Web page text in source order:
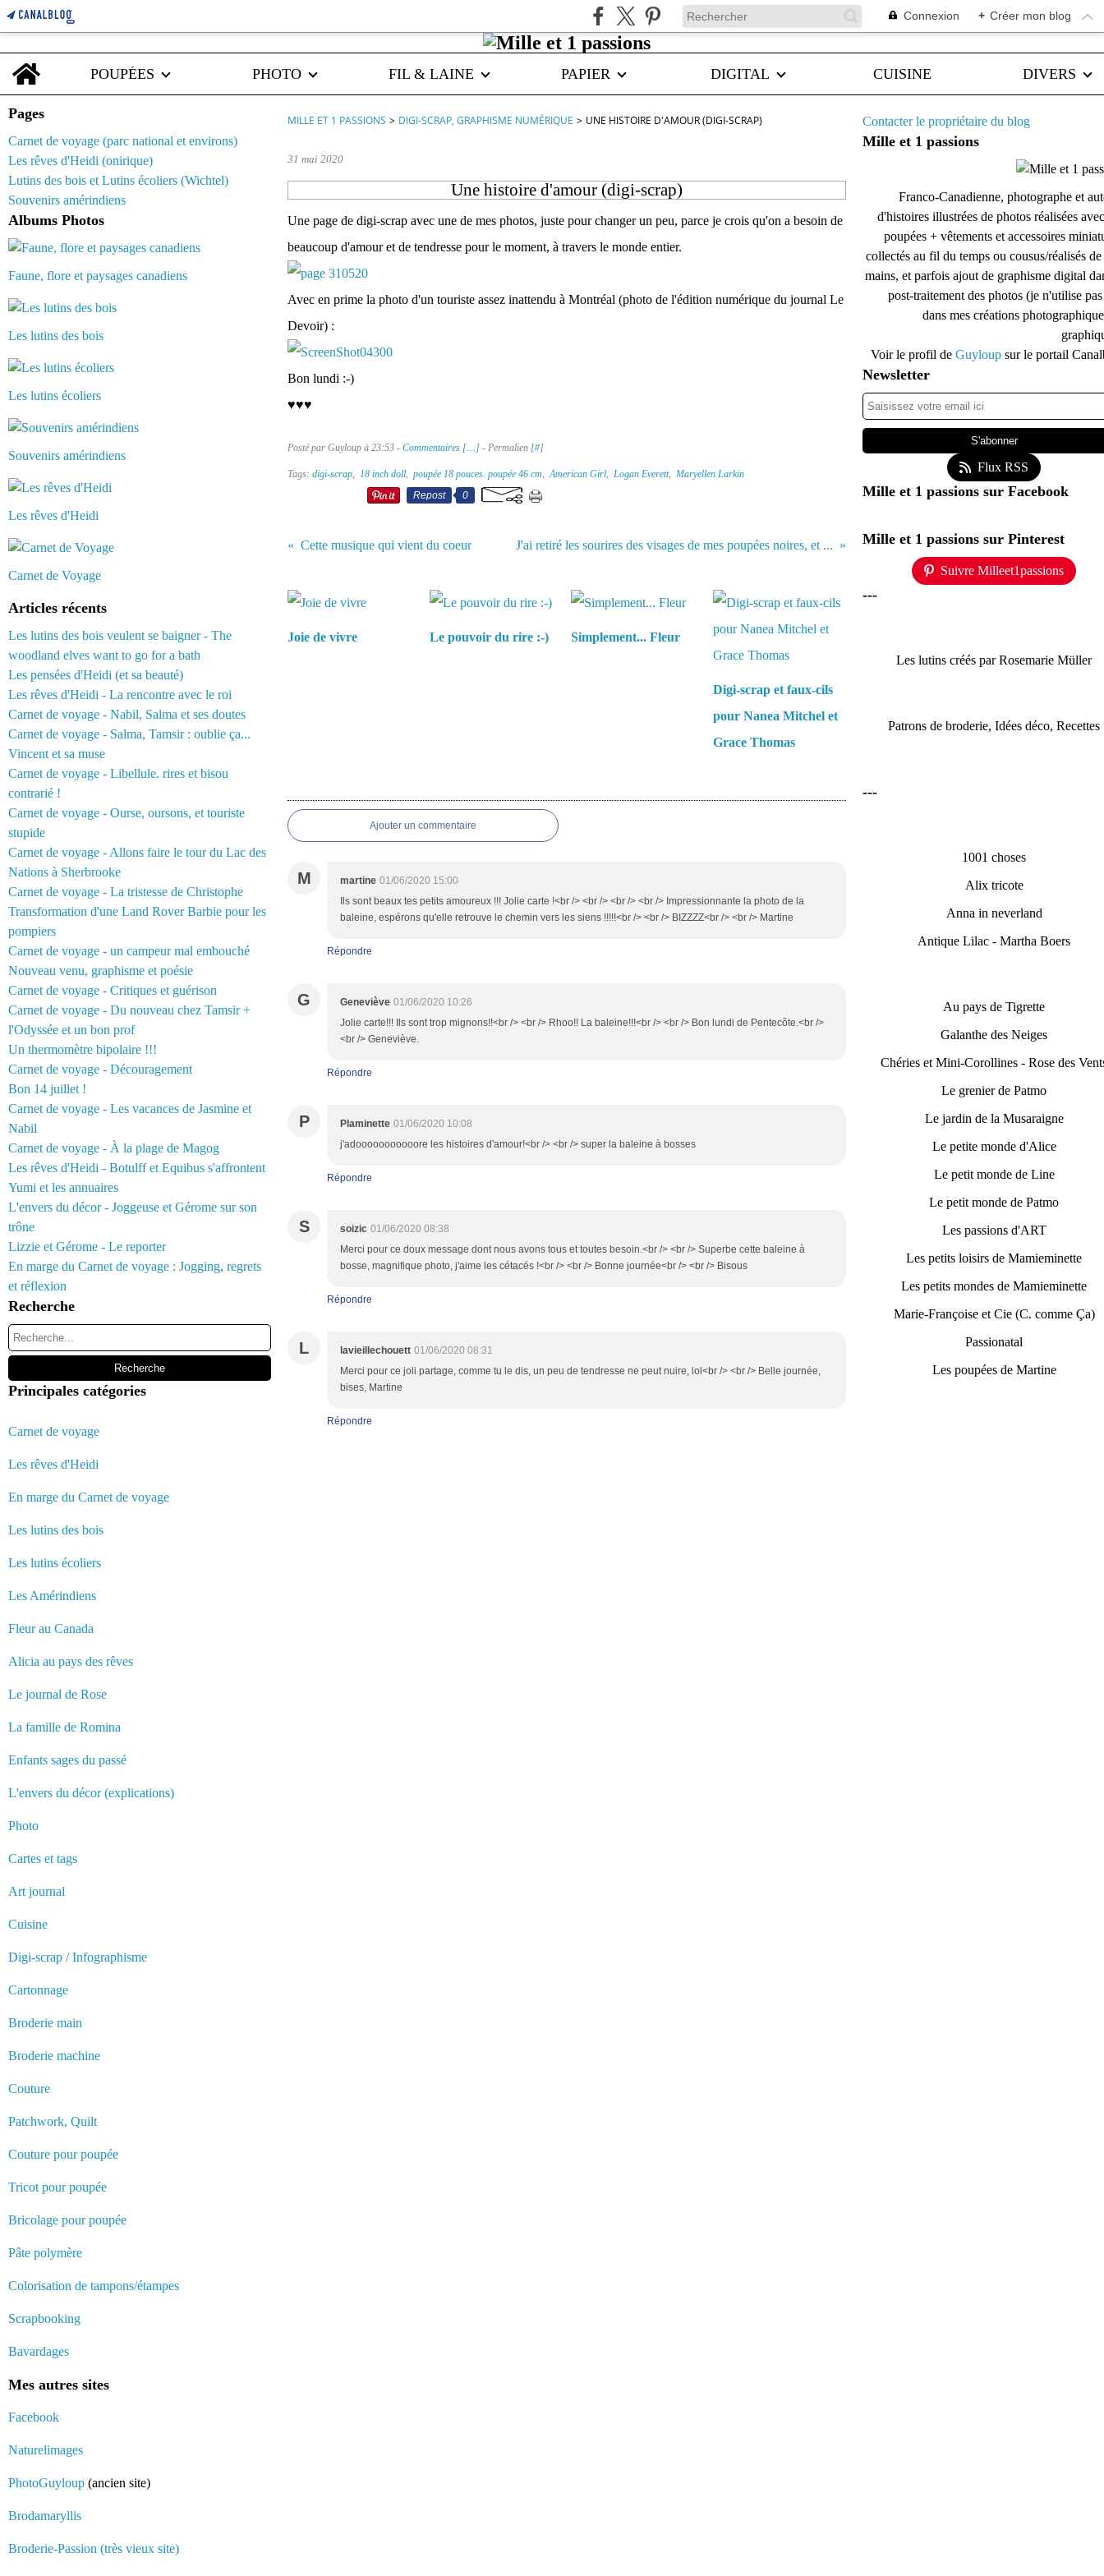
Connexion + Créer mon blog
Home
POUPÉES
PHOTO FIL & LAINE PAPIER DIGITAL CUISINE DIVERS
Pages
Carnet de voyage (parc national et environs)
Les rêves d'Heidi (onirique)
Lutins des bois et Lutins écoliers (Wichtel)
Souvenirs amérindiens
Albums Photos
Faune, flore et paysages canadiens
Les lutins des bois
Les lutins écoliers
Souvenirs amérindiens
Les rêves d'Heidi
Carnet de Voyage
Articles récents
Les lutins des bois veulent se baigner - The
woodland elves want to go for a bath
Les pensées d'Heidi (et sa beauté)
Les rêves d'Heidi - La rencontre avec le roi
Carnet de voyage - Nabil, Salma et ses doutes
Carnet de voyage - Salma, Tamsir : oublie ça...
Vincent et sa muse
Carnet de voyage - Libellule. rires et bisou
contrarié !
Carnet de voyage - Ourse, oursons, et touriste
stupide
Carnet de voyage - Allons faire le tour du Lac des
Nations à Sherbrooke
Carnet de voyage - La tristesse de Christophe
Transformation d'une Land Rover Barbie pour les
pompiers
Carnet de voyage - un campeur mal embouché
Nouveau venu, graphisme et poésie
Carnet de voyage - Critiques et guérison
Carnet de voyage - Du nouveau chez Tamsir +
l'Odyssée et un bon prof
Un thermomètre bipolaire !!!
Carnet de voyage - Découragement
Bon 14 juillet !
Carnet de voyage - Les vacances de Jasmine et
Nabil
Carnet de voyage - À la plage de Magog
Les rêves d'Heidi - Botulff et Equibus s'affrontent
Yumi et les annuaires
L'envers du décor - Joggeuse et Gérome sur son
trône
Lizzie et Gérome - Le reporter
En marge du Carnet de voyage : Jogging, regrets
et réflexion
Recherche
Principales catégories
Carnet de voyage
Les rêves d'Heidi
En marge du Carnet de voyage
Les lutins des bois
Les lutins écoliers
Les Amérindiens
Fleur au Canada
Alicia au pays des rêves
Le journal de Rose
La famille de Romina
Enfants sages du passé
L'envers du décor (explications)
Photo
Cartes et tags
Art journal
Cuisine
Digi-scrap / Infographisme
Cartonnage
Broderie main
Broderie machine
Couture
Patchwork, Quilt
Couture pour poupée
Tricot pour poupée
Bricolage pour poupée
Pâte polymère
Colorisation de tampons/étampes
Scrapbooking
Bavardages
Mes autres sites
Facebook
Naturelimages
PhotoGuyloup (ancien site)
Brodamaryllis
Broderie-Passion (très vieux site)
MILLE ET 1 PASSIONS > DIGI-SCRAP, GRAPHISME NUMÉRIQUE > UNE HISTOIRE D'AMOUR (DIGI-SCRAP)
31 mai 2020
Une histoire d'amour (digi-scrap)
Une page de digi-scrap avec une de mes photos, juste pour changer un peu, parce je crois qu'on a besoin de
beaucoup d'amour et de tendresse pour le moment, à travers le monde entier.
Avec en prime la photo d'un touriste assez inattendu à Montréal (photo de l'édition numérique du journal Le
Devoir) :
Bon lundi :-)
♥♥♥
Posté par Guyloup à 23:53 - Commentaires […] - Permalien [#]
Tags: digi-scrap, 18 inch doll, poupée 18 pouces. poupée 46 cm,American Girl, Logan Everett, Maryellen Larkin
Repost
0
Cette musique qui vient du coeur J'ai retiré les sourires des visages de mes poupées noires, et ...
Joie de vivre Le pouvoir du rire :-) Simplement... Fleur
Digi-scrap et faux-cils
pour Nanea Mitchel et
Grace Thomas
Ajouter un commentaire
M martine 01/06/2020 15:00
Ils sont beaux tes petits amoureux !!! Jolie carte !<br /> <br /> <br /> <br /> Impressionnante la photo de la
baleine, espérons qu'elle retrouve le chemin vers les siens !!!!!<br /> <br /> BIZZZZ<br /> <br /> Martine
Répondre
G Geneviève 01/06/2020 10:26
Jolie carte!!! Ils sont trop mignons!!<br /> <br /> Rhoo!! La baleine!!!<br /> <br /> Bon lundi de Pentecôte.<br />
<br /> Geneviève.
Répondre
P Plaminette 01/06/2020 10:08
j'adooooooooooore les histoires d'amour!<br /> <br /> super la baleine à bosses
Répondre
S soizic 01/06/2020 08:38
Merci pour ce doux message dont nous avons tous et toutes besoin.<br /> <br /> Superbe cette baleine à
bosse, magnifique photo, j'aime les cétacés !<br /> <br /> Bonne journée<br /> <br /> Bisous
Répondre
L lavieillechouett 01/06/2020 08:31
Merci pour ce joli partage, comme tu le dis, un peu de tendresse ne peut nuire, lol<br /> <br /> Belle journée,
bises, Martine
Répondre
Contacter le propriétaire du blog
Mille et 1 passions
Franco-Canadienne, photographe et
d'histoires illustrées de photos réalisées
poupées + vêtements et accessoires
collectés au fil du temps ou cousus/réalisés de
mains, et parfois ajout de graphisme digital
post-traitement des photos (je n'utilise
dans mes créations
Voir le profil de Guyloup sur le portail
Newsletter
Flux RSS
Mille et 1 passions sur Facebook
Mille et 1 passions sur Pinterest
Suivre Milleet1passions
---
Les lutins créés par Rosemarie Müller
Patrons de broderie, Idées déco, Recettes
---
1001 choses
Alix tricote
Anna in neverland
Antique Lilac - Martha Boers
Au pays de Tigrette
Galanthe des Neiges
Chéries et Mini-Corollines - Rose des
Le grenier de Patmo
Le jardin de la Musaraigne
Le petite monde d'Alice
Le petit monde de Line
Le petit monde de Patmo
Les passions d'ART
Les petits loisirs de Mamieminette
Les petits mondes de Mamieminette
Marie-Françoise et Cie (C. comme Ça)
Passionatal
Les poupées de Martine